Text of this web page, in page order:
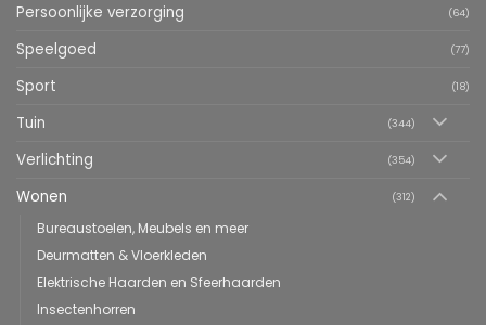
Persoonlijke verzorging (64)
Speelgoed (77)
Sport (18)
Tuin (344)
Verlichting (354)
Wonen (312)
Bureaustoelen, Meubels en meer
Deurmatten & Vloerkleden
Elektrische Haarden en Sfeerhaarden
Insectenhorren